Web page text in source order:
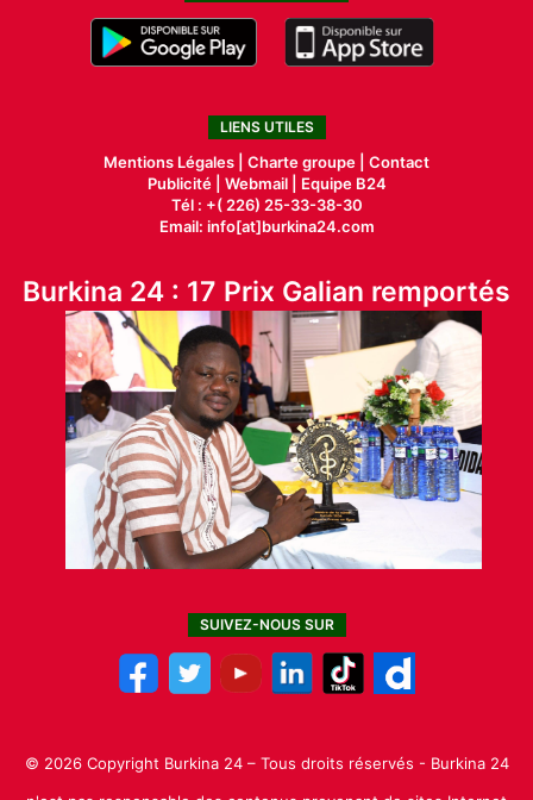
LIENS UTILES
Mentions Légales | Charte groupe | Contact
Publicité| Webmail |
Equipe B24
Tél : +( 226) 25-33-38-30
Email: info[at]burkina24.com
Burkina 24 : 17 Prix Galian remportés
SUIVEZ-NOUS SUR
© 2026 Copyright Burkina 24 – Tous droits réservés - Burkina 24